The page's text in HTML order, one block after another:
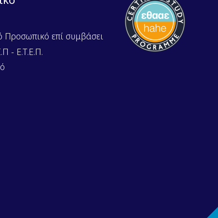
Προσωπικό επί συμβάσει
- Ε.Τ.Ε.Π.